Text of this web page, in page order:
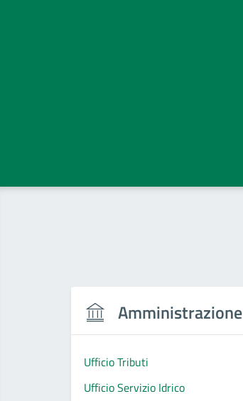
Amministrazione
Ufficio Tributi
Ufficio Servizio Idrico